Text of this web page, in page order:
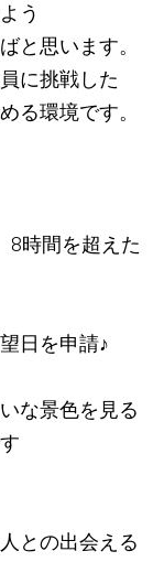
う
と思います。
に挑戦した
る環境です。
時間を超えた
日を申請♪
な景色を見る
との出会える